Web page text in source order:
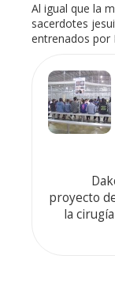
Al igual que la
sacerdotes
entrenados por
proyecto
la